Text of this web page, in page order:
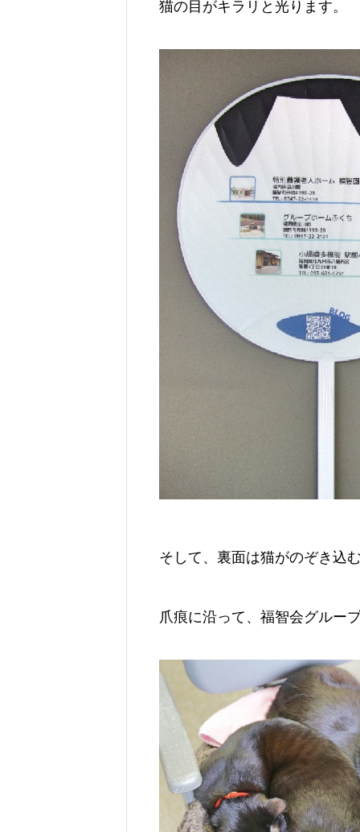
猫の目がキラリと光ります。
そして、裏面は猫がのぞき込
爪痕に沿って、福智会グルー